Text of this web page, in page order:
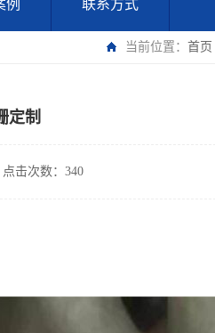
例 联系方式
当前位置： 首页
定制
点击次数：340